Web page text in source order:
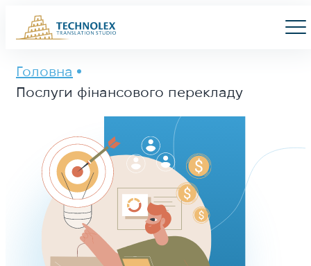
Main Logo
Menu
Головна
Послуги фінансового перекладу